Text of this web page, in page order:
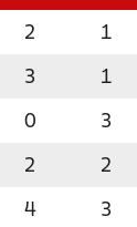
2 1
3 1
0 3
2 2
4 3